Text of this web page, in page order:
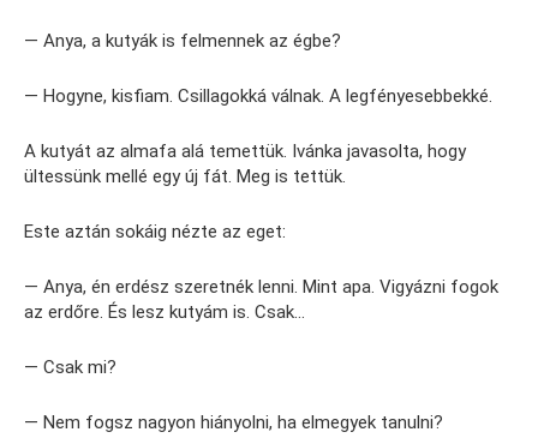
— Anya, a kutyák is felmennek az égbe?
— Hogyne, kisfiam. Csillagokká válnak. A legfényesebbekké.
A kutyát az almafa alá temettük. Ivánka javasolta, hogy
ültessünk mellé egy új fát. Meg is tettük.
Este aztán sokáig nézte az eget:
— Anya, én erdész szeretnék lenni. Mint apa. Vigyázni fogok
az erdőre. És lesz kutyám is. Csak…
— Csak mi?
— Nem fogsz nagyon hiányolni, ha elmegyek tanulni?